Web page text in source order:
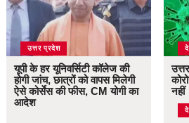
उत्तर प्रदेश
यूपी के हर यूनिवर्सिटी कॉलेज की
होगी जांच, छात्रों को वापस मिलेगी
ऐसे कोर्सेस की फीस, CM योगी का
आदेश
नहीं